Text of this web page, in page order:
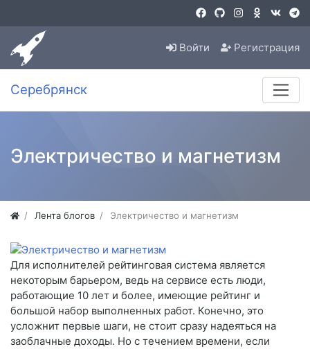
Войти Регистрация
Серебрянск
Электричество и магнетизм
Лента блогов Электричество и магнетизм
Для исполнителей рейтинговая система является
некоторым барьером, ведь на сервисе есть люди,
работающие 10 лет и более, имеющие рейтинг и
большой набор выполненных работ. Конечно, это
усложнит первые шаги, не стоит сразу надеяться на
заоблачные доходы. Но с течением времени, если